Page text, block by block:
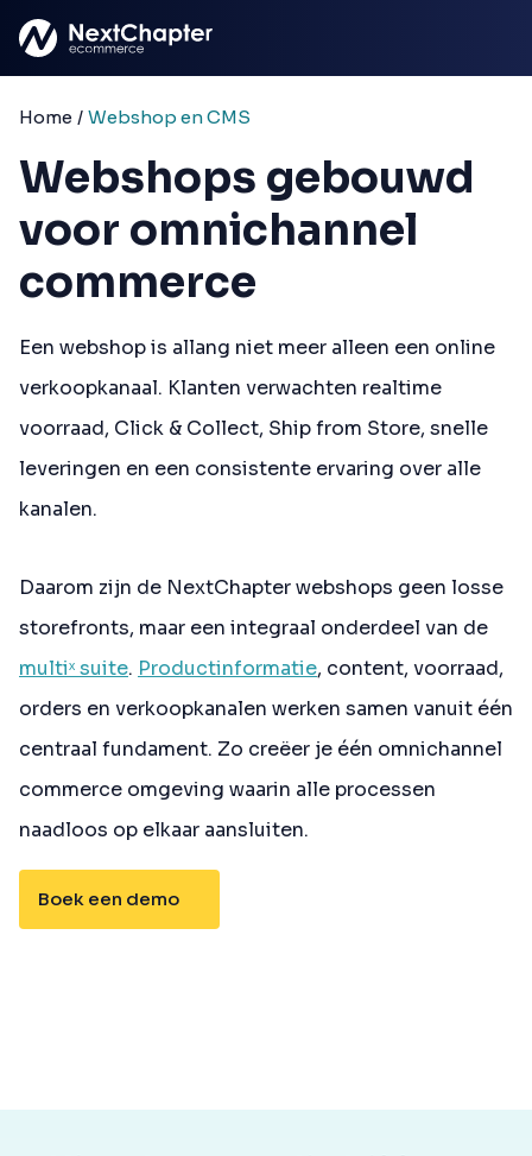
Home / Webshop en CMS
Webshops gebouwd
voor omnichannel
commerce
Een webshop is allang niet meer alleen een online
verkoopkanaal. Klanten verwachten realtime
voorraad, Click & Collect, Ship from Store, snelle
leveringen en een consistente ervaring over alle
kanalen.
Daarom zijn de NextChapter webshops geen losse
storefronts, maar een integraal onderdeel van de
multiˣ suite. Productinformatie, content, voorraad,
orders en verkoopkanalen werken samen vanuit één
centraal fundament. Zo creëer je één omnichannel
commerce omgeving waarin alle processen
naadloos op elkaar aansluiten.
Boek een demo